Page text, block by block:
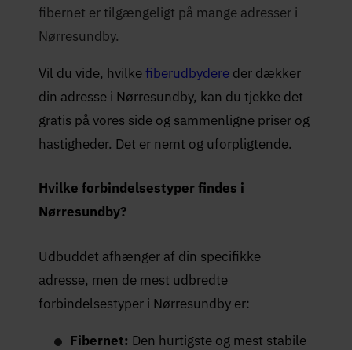
fibernet er tilgængeligt på mange adresser i
Nørresundby.
Vil du vide, hvilkefiberudbydere der dækker
din adresse i Nørresundby, kan du tjekke det
gratis på vores side og sammenligne priser og
hastigheder. Det er nemt og uforpligtende.
Hvilke forbindelsestyper findes i
Nørresundby?
Udbuddet afhænger af din specifikke
adresse, men de mest udbredte
forbindelsestyper i Nørresundby er:
Fibernet: Den hurtigste og mest stabile